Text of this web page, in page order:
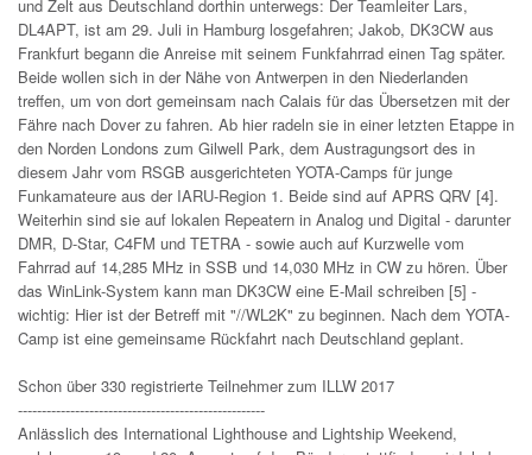
und Zelt aus Deutschland dorthin unterwegs: Der Teamleiter Lars,
DL4APT, ist am 29. Juli in Hamburg losgefahren; Jakob, DK3CW aus
Frankfurt begann die Anreise mit seinem Funkfahrrad einen Tag später.
Beide wollen sich in der Nähe von Antwerpen in den Niederlanden
treffen, um von dort gemeinsam nach Calais für das Übersetzen mit der
Fähre nach Dover zu fahren. Ab hier radeln sie in einer letzten Etappe in
den Norden Londons zum Gilwell Park, dem Austragungsort des in
diesem Jahr vom RSGB ausgerichteten YOTA-Camps für junge
Funkamateure aus der IARU-Region 1. Beide sind auf APRS QRV [4].
Weiterhin sind sie auf lokalen Repeatern in Analog und Digital - darunter
DMR, D-Star, C4FM und TETRA - sowie auch auf Kurzwelle vom
Fahrrad auf 14,285 MHz in SSB und 14,030 MHz in CW zu hören. Über
das WinLink-System kann man DK3CW eine E-Mail schreiben [5] -
wichtig: Hier ist der Betreff mit "//WL2K" zu beginnen. Nach dem YOTA-
Camp ist eine gemeinsame Rückfahrt nach Deutschland geplant.
Schon über 330 registrierte Teilnehmer zum ILLW 2017
----------------------------------------------------
Anlässlich des International Lighthouse and Lightship Weekend,